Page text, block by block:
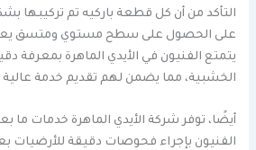
التأكد من أن كل قطعة باركيه تم تركيبها
على الحصول على سطح مستوي ومتسق
يتمتع الفنيون في الأيدي الماهرة بمعرفة
الخشبية، مما يضمن لهم تقديم خدمة عالية
أيضًا، توفر شركة الأيدي الماهرة خدمات ما
الفنيون بإجراء فحوصات دقيقة للأرضيات